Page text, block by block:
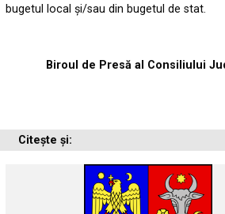
bugetul local și/sau din bugetul de stat.
Biroul de Presă al Consiliului
Citește și: